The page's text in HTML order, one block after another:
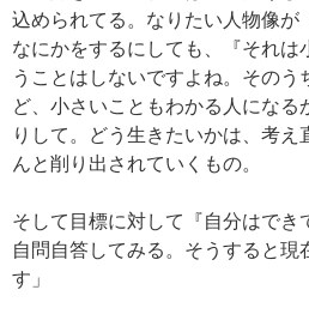
込められてる。なりたい人物像が
なにかをするにしても、『それは
うことはしないですよね。そのう
ど、小さいこともわかる人になる
りして。どう生きたいかは、考
んと削り出されていくもの。
そして目標に対して『自分はでき
自問自答してみる。そうすると現
す」